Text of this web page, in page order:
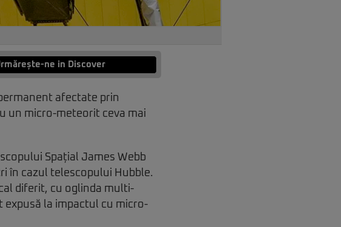
ne in Discover
afectate prin
un micro-meteorit ceva mai
Spațial James Webb
în cazul telescopului Hubble.
diferit, cu oglinda multi-
la impactul cu micro-